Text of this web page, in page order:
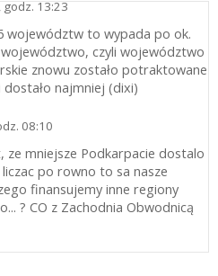
13:23
województw to wypada po ok.
czyli województwo
znowu zostało potraktowane
najmniej (dixi)
08:10
ze mniejsze Podkarpacie dostalo
po rowno to sa nasze
finansujemy inne regiony
? CO z Zachodnia Obwodnicą